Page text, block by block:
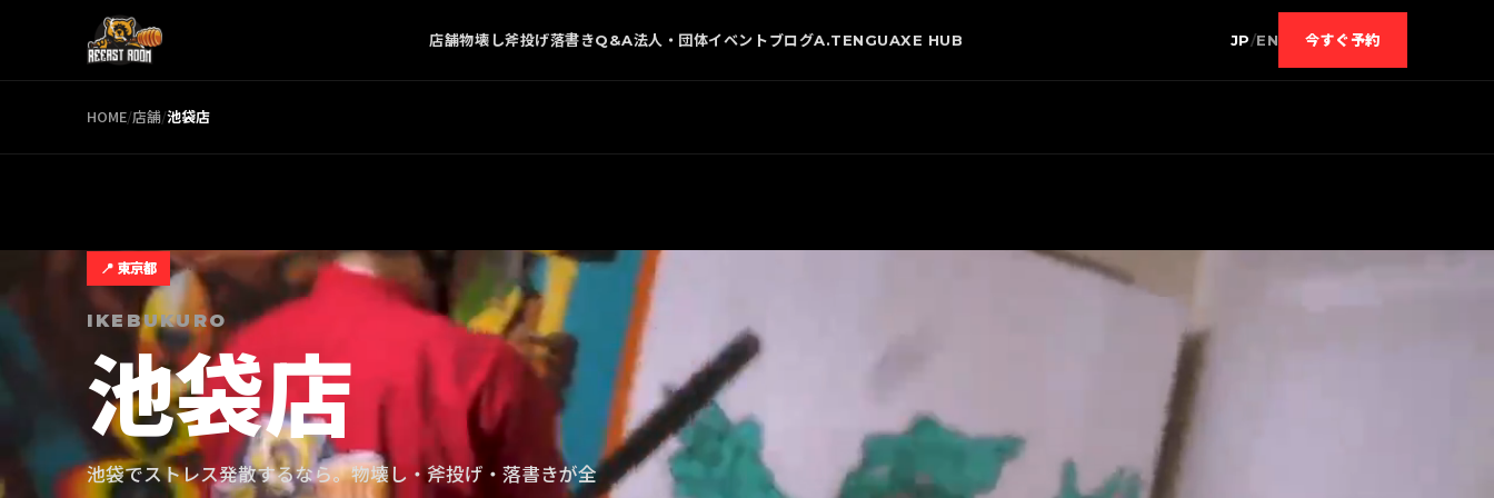
店舗物壊し斧投げ落書きQ&A法人・団体イベントブログA.TENGUAXE HUB JP/EN 今すぐ予約
HOME/店舗/池袋店
📍 東京都
IKEBUKURO
池袋店
池袋でストレス発散するなら。物壊し・斧投げ・落書きが全